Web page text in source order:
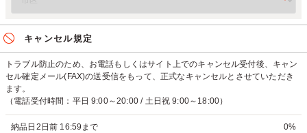
キャンセル規定
トラブル防止のため、お電話もしくはサイト上でのキャンセル受付後、キャン
セル確定メール(FAX)の送受信をもって、正式なキャンセルとさせていただき
ます。
（電話受付時間：平日 9:00～20:00 / 土日祝 9:00～18:00）
納品日2日前 16:59まで 0%